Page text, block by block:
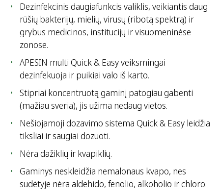
Dezinfekcinis daugiafunkcis valiklis, veikiantis daug
rūšių bakterijų, mielių, virusų (ribotą spektrą) ir
grybus medicinos, institucijų ir visuomeninėse
zonose.
APESIN multi Quick & Easy veiksmingai
dezinfekuoja ir puikiai valo iš karto.
Stipriai koncentruotą gaminį patogiau gabenti
(mažiau sveria), jis užima nedaug vietos.
Nešiojamoji dozavimo sistema Quick & Easy leidžia
tiksliai ir saugiai dozuoti.
Nėra dažiklių ir kvapiklių.
Gaminys neskleidžia nemalonaus kvapo, nes
sudėtyje nėra aldehido, fenolio, alkoholio ir chloro.